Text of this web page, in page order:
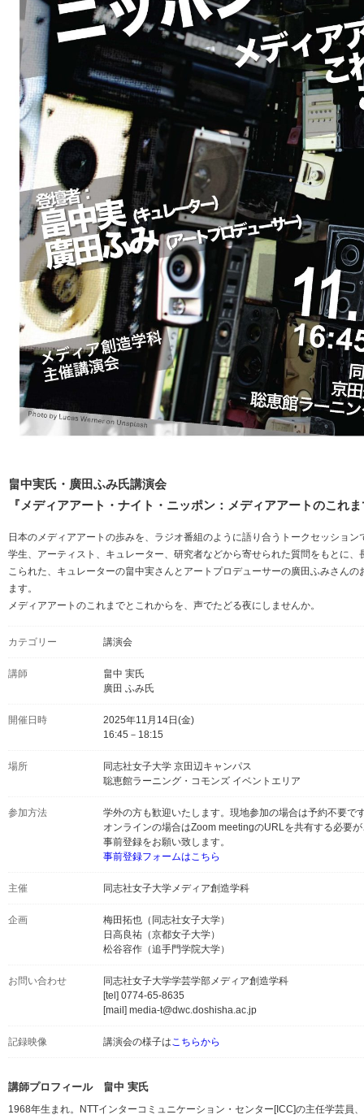
畠中実氏・廣田ふみ氏講演会
『メディアアート・ナイト・ニッポン：メディアアートのこれ
日本のメディアアートの歩みを、ラジオ番組のように語り合うトークセッション
学生、アーティスト、キュレーター、研究者などから寄せられた質問をもとに、
こられた、キュレーターの畠中実さんとアートプロデューサーの廣田ふみさん
ます。
メディアアートのこれまでとこれからを、声でたどる夜にしませんか。
カテゴリー 講演会
講師
畠中 実氏
廣田 ふみ氏
開催日時
2025年11月14日(金)
16:45－18:15
場所
同志社女子大学 京田辺キャンパス
聡恵館ラーニング・コモンズ イベントエリア
参加方法
学外の方も歓迎いたします。現地参加の場合は予約不要で
オンラインの場合はZoom meetingのURLを共有する必要
事前登録をお願い致します。
事前登録フォームはこちら
主催 同志社女子大学メディア創造学科
企画
梅田拓也（同志社女子大学）
日高良祐（京都女子大学）
松谷容作（追手門学院大学）
お問い合わせ
同志社女子大学学芸学部メディア創造学科
[tel] 0774-65-8635
[mail] media-t@dwc.doshisha.ac.jp
記録映像 講演会の様子は こちらから
講師プロフィール 畠中 実氏
1968年生まれ。NTTインターコミュニケーション・センター[ICC]の主任学芸員